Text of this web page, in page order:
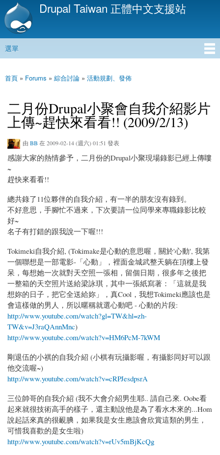
移
內
Drupal Taiwan 正體中文支援站
主選單
選單
您在這裡
首頁 » Forums » 綜合討論 » 活動規劃、發佈
二月份Drupal小聚會自我介紹影片
上傳~趕快來看看!! (2009/2/13)
由 BB 在 2009-02-14 (週六) 01:51 發表
感謝大家的熱情參予，二月份的Drupal小聚現場錄影已經上傳瞜
~
趕快來看看!!
總共錄了11位夥伴的自我介紹，有一半的朋友沒有錄到。
不好意思，手腳忙不過來，下次要請一位同學來專職錄影比較
好~
名子有打錯的跟我說一下喔!!!
Tokimeki自我介紹, (Tokimake是心動的意思喔，關於'心動', 我第
一個聯想是一部電影-「心動」，裡面金城武整天躺在頂樓上發
呆，每想她一次就對天空照一張相，留個日期，很多年之後把
一整箱的天空照片送給梁詠琪，其中一張紙寫著：「這就是我
想妳的日子，把它全送給妳」，真Cool，我想Tokimeki應該也是
會這樣做的男人，所以暱稱就選心動吧 - 心動的片段:
http://www.youtube.com/watch?gl=TW&hl=zh-
TW&v=J3raQAnnMnc)
http://www.youtube.com/watch?v=HM6PcM-7kWM
剛退伍的小祺的自我介紹 (小棋有玩攝影喔，有攝影同好可以跟
他交流喔~)
http://www.youtube.com/watch?v=cRPJesdpsrA
三位帥哥的自我介紹 (我不大會介紹男生耶.. 請自己來. Oobe看
起來就很技術高手的樣子，還主動說他是為了看水木來的...Hom
說起話來真的很靦腆，如果我是女生應該會欣賞這類的男生，
可惜我喜歡的是女生啦)
http://www.youtube.com/watch?v=rUv5mBjKcQg